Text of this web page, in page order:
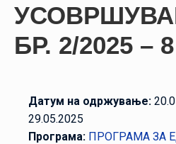
НАЈАВА
ЗА
ЧЛЕНОВИ
БР. 2/2025 –
Датум на одржување:
29.05.2025
Програма: ПРОГРАМА ЗА